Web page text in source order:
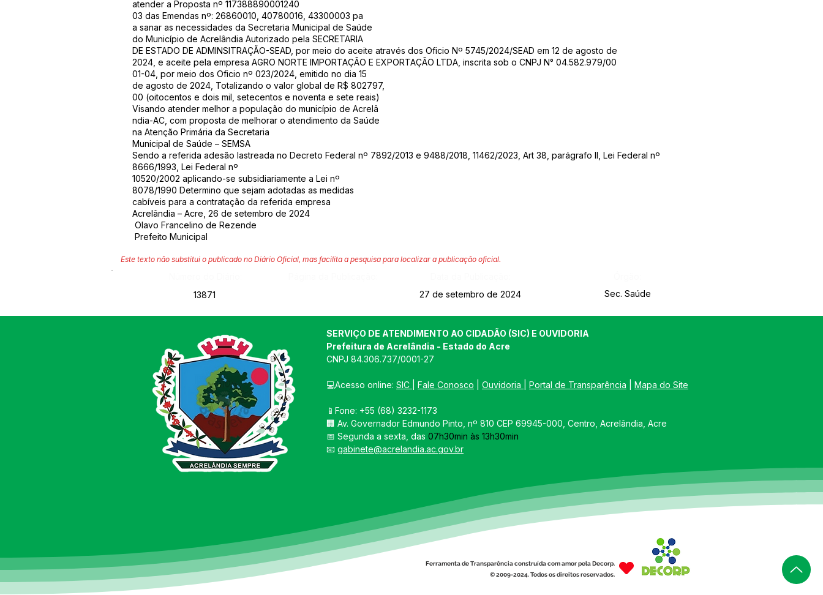
atender a Proposta nº 117388890001240
03 das Emendas nº: 26860010, 40780016, 43300003 pa
a sanar as necessidades da Secretaria Municipal de Saúde
do Município de Acrelândia Autorizado pela SECRETARIA
DE ESTADO DE ADMINSITRAÇÃO-SEAD, por meio do aceite através dos Oficio Nº 5745/2024/SEAD em 12 de agosto de
2024, e aceite pela empresa AGRO NORTE IMPORTAÇÃO E EXPORTAÇÃO LTDA, inscrita sob o CNPJ N° 04.582.979/00
01-04, por meio dos Oficio nº 023/2024, emitido no dia 15
de agosto de 2024, Totalizando o valor global de R$ 802797,
00 (oitocentos e dois mil, setecentos e noventa e sete reais)
Visando atender melhor a população do município de Acrelâ
ndia-AC, com proposta de melhorar o atendimento da Saúde
na Atenção Primária da Secretaria
Municipal de Saúde – SEMSA
Sendo a referida adesão lastreada no Decreto Federal nº 7892/2013 e 9488/2018, 11462/2023, Art 38, parágrafo II, Lei Federal nº
8666/1993, Lei Federal nº
10520/2002 aplicando-se subsidiariamente a Lei nº
8078/1990 Determino que sejam adotadas as medidas
cabíveis para a contratação da referida empresa
Acrelândia – Acre, 26 de setembro de 2024
Olavo Francelino de Rezende
Prefeito Municipal
Este texto não substitui o publicado no Diário Oficial, mas facilita a pesquisa para localizar a publicação oficial.
13871
27 de setembro de 2024 Sec. Saúde
SERVIÇO DE ATENDIMENTO AO CIDADÃO (SIC) E OUVIDORIA
Prefeitura de Acrelândia - Estado do Acre
CNPJ 84.306.737/0001-27
💻Acesso online: SIC Fale Conosco Ouvidoria Portal de Transparência Mapa do Site
📱Fone: +55 (68) 3232-1173
🏢 Av. Governador Edmundo Pinto, nº 810 CEP 69945-000, Centro, Acrelândia, Acre
📅 Segunda a sexta, das 07h30min às 13h30min
📧 gabinete@acrelandia.ac.gov.br
Ferramenta de Transparência construída com amor pela Decorp.
© 2009-2024. Todos os direitos reservados.